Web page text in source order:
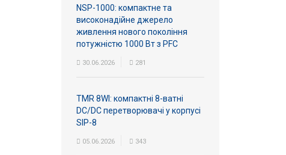
NSP-1000: компактне та
високонадійне джерело
живлення нового покоління
потужністю 1000 Вт з PFC
30.06.2026 281
TMR 8WI: компактні 8-ватні
DC/DC перетворювачі у корпусі
SIP-8
05.06.2026 343